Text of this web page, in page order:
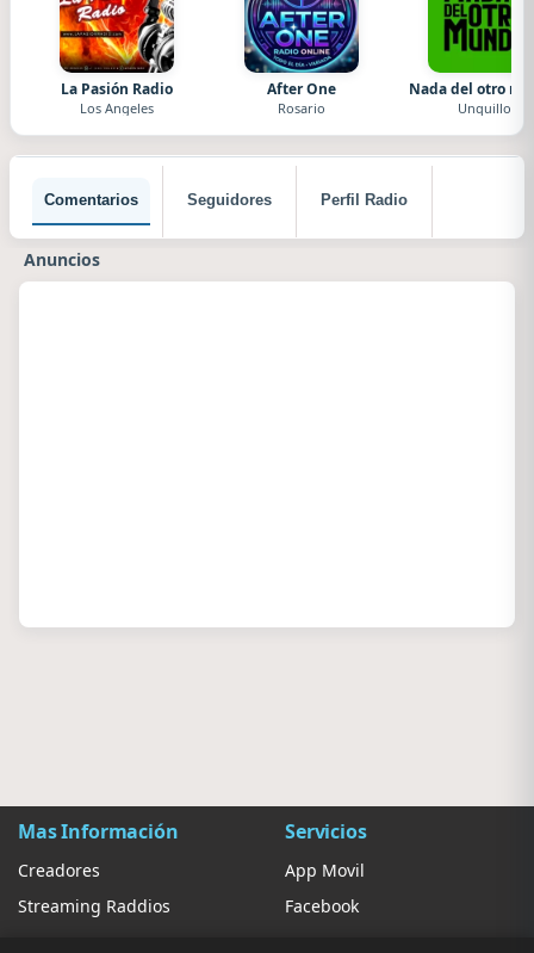
La Pasión Radio
Los Angeles
After One
Rosario
Nada del otro
Unquillo
Comentarios Seguidores Perfil Radio
Anuncios
Mas Información
Creadores
Streaming Raddios
Servicios
App Movil
Facebook